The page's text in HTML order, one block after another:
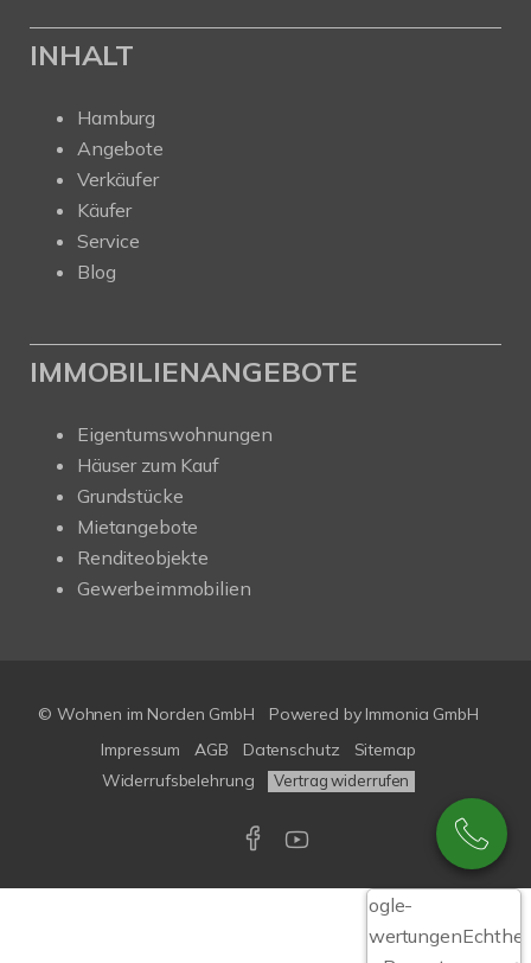
INHALT
Hamburg
Angebote
Verkäufer
Käufer
Service
Blog
IMMOBILIENANGEBOTE
Eigentumswohnungen
Häuser zum Kauf
Grundstücke
Mietangebote
Renditeobjekte
Gewerbeimmobilien
© Wohnen im Norden GmbH Powered by Immonia GmbH
Impressum
AGB Datenschutz
Sitemap
Widerrufsbelehrung
Vertrag widerrufen
Google-
Bewertungen